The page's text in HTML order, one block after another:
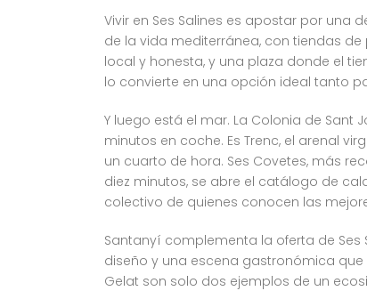
Vivir en Ses Salines es apostar por
de la vida mediterránea, con tiendas
local y honesta, y una plaza donde el
lo convierte en una opción ideal tanto
Y luego está el mar. La Colonia de
minutos en coche. Es Trenc, el arenal
un cuarto de hora. Ses Covetes, más
diez minutos, se abre el catálogo de
colectivo de quienes conocen las
Santanyí complementa la oferta de
diseño y una escena gastronómica
Gelat son solo dos ejemplos de un